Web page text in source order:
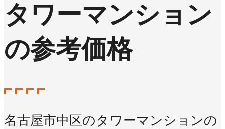
タワーマンション
の参考価格
名古屋市中区のタワーマンションの